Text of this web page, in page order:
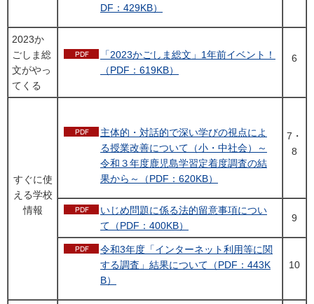
DF：429KB）
2023か
ごしま総
文がやっ
てくる
「2023かごしま総文」1年前イベント！
（PDF：619KB）
6
すぐに使
える学校
情報
主体的・対話的で深い学びの視点によ
る授業改善について（小・中社会）～
令和３年度鹿児島学習定着度調査の結
果から～（PDF：620KB）
7・
8
いじめ問題に係る法的留意事項につい
て（PDF：400KB）
9
令和3年度「インターネット利用等に関
する調査」結果について（PDF：443K
B）
10